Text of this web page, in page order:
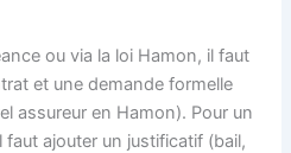
ou via la loi Hamon, il faut
et une demande formelle
assureur en Hamon). Pour un
ajouter un justificatif (bail,